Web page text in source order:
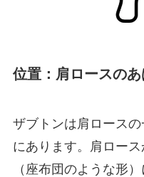
位置：肩ロースの
ザブトンは肩ロース
にあります。肩ロー
（座布団のような形